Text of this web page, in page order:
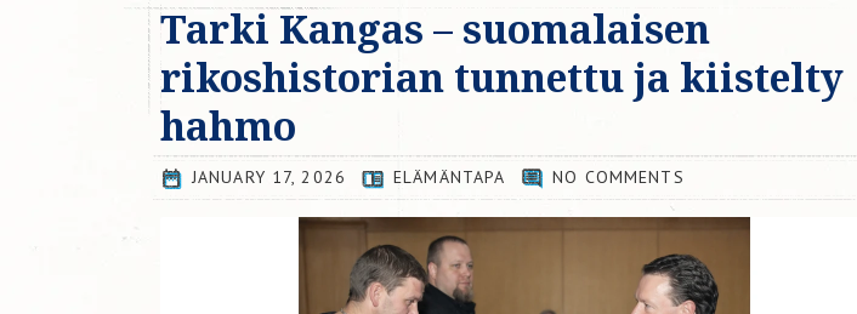
Tarki Kangas – suomalaisen
rikoshistorian tunnettu ja kiistelty
hahmo
JANUARY 17, 2026 ELÄMÄNTAPA NO COMMENTS